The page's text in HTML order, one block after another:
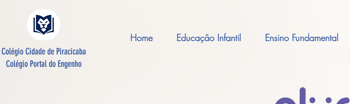
Colégio Cidade de Piracicaba
Colégio Portal do Engenho
Home Educação Infantil Ensino Fundamental